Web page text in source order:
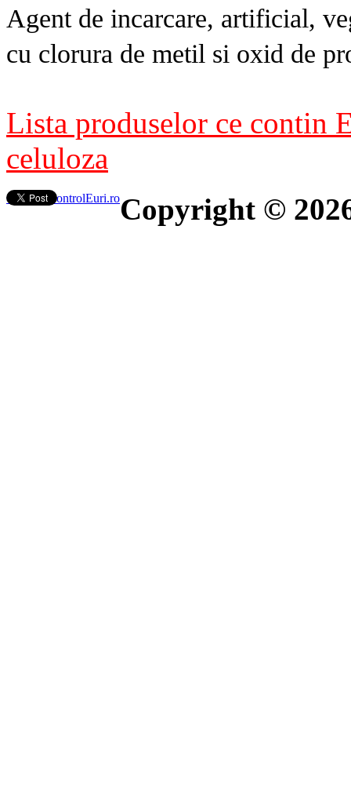
Agent de incarcare, artificial,
cu clorura de metil si oxid de
Lista produselor ce
celuloza
Contact ControlEuri.roCopyright ©